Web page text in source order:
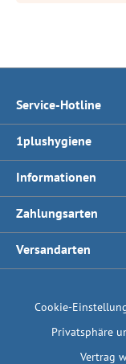
Service-Hotline
1plushygiene
Informationen
Zahlungsarten
Versandarten
Cookie-
Privatsphäre
Vertrag